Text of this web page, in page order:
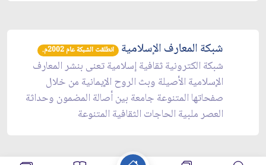
شبكة المعارف الإسلامية انطلقت الشبكة عام 2002م.
شبكة الكترونية ثقافية إسلامية تعنى بنشر المعارف
الإسلامية الأصيلة وبث الروح الإيمانية من خلال
صفحاتها المتنوعة جامعة بين أصالة المضمون وحداثة
العصر ملبية الحاجات الثقافية المتنوعة